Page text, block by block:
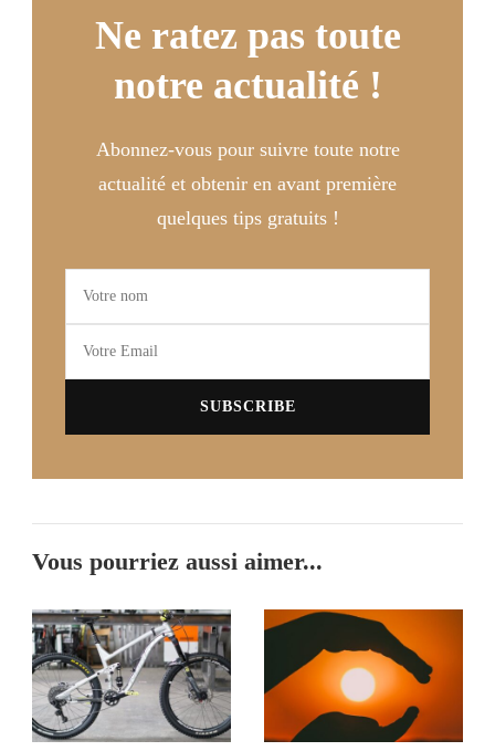
Ne ratez pas toute
notre actualité !
Abonnez-vous pour suivre toute notre
actualité et obtenir en avant première
quelques tips gratuits !
Vous pourriez aussi aimer...